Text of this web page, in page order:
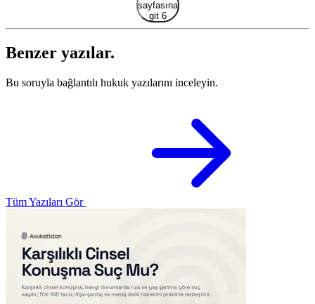
sayfasına
git 6
Benzer yazılar.
Bu soruyla bağlantılı hukuk yazılarını inceleyin.
Tüm Yazıları Gör